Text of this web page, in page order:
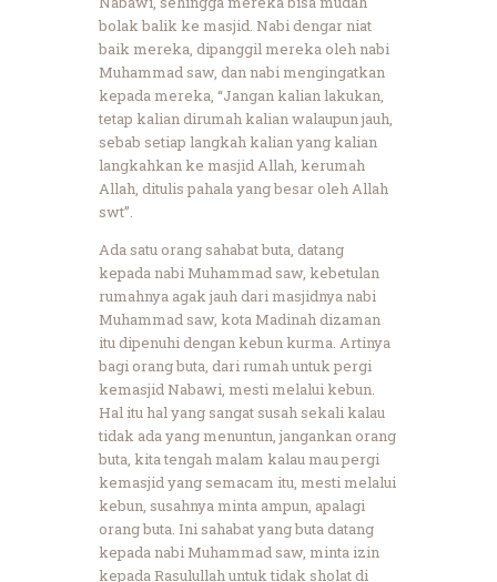
bolak balik ke masjid. Nabi dengar niat
baik mereka, dipanggil mereka oleh nabi
Muhammad saw, dan nabi mengingatkan
kepada mereka, “Jangan kalian lakukan,
tetap kalian dirumah kalian walaupun jauh,
sebab setiap langkah kalian yang kalian
langkahkan ke masjid Allah, kerumah
Allah, ditulis pahala yang besar oleh Allah
swt”.
Ada satu orang sahabat buta, datang
kepada nabi Muhammad saw, kebetulan
rumahnya agak jauh dari masjidnya nabi
Muhammad saw, kota Madinah dizaman
itu dipenuhi dengan kebun kurma. Artinya
bagi orang buta, dari rumah untuk pergi
kemasjid Nabawi, mesti melalui kebun.
Hal itu hal yang sangat susah sekali kalau
tidak ada yang menuntun, jangankan orang
buta, kita tengah malam kalau mau pergi
kemasjid yang semacam itu, mesti melalui
kebun, susahnya minta ampun, apalagi
orang buta. Ini sahabat yang buta datang
kepada nabi Muhammad saw, minta izin
kepada Rasulullah untuk tidak sholat di